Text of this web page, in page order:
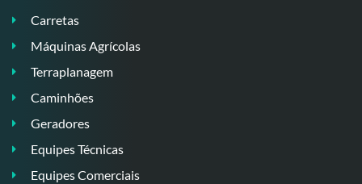
Carretas
Máquinas Agrícolas
Terraplanagem
Caminhões
Geradores
Equipes Técnicas
Equipes Comerciais